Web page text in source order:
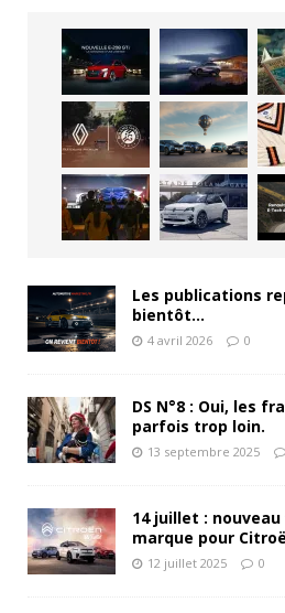
Les publications
bientôt…
4 avril 2026 0
DS N°8 : Oui, les
parfois trop loin.
13 septembre 2025
14 juillet :
marque pour
12 juillet 2025 0